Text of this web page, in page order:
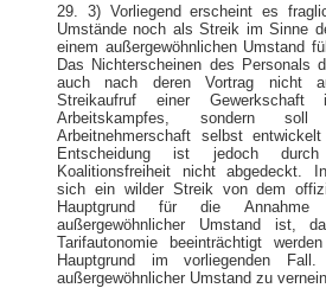
29. 3) Vorliegend erscheint es
Umstände noch als Streik im Sinne
einem außergewöhnlichen Umstand
Das Nichterscheinen des Personals
auch nach deren Vortrag nicht
Streikaufruf einer
Arbeitskampfes, sondern
Arbeitnehmerschaft selbst
Entscheidung ist jedoch
Koalitionsfreiheit nicht abgedeckt.
sich ein wilder Streik von dem
Hauptgrund für die
außergewöhnlicher Umstand ist,
Tarifautonomie beeinträchtigt
Hauptgrund im vorliegenden
außergewöhnlicher Umstand zu